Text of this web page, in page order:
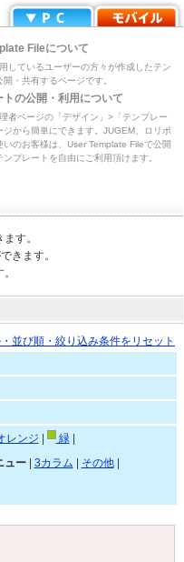
Fileについて
しているユーザーの方々が作成したテン
開・共有するページです。
トの公開・利用について
者ページの「デザイン」>「テンプレー
ジから簡単にできます。JUGEM、ロリポ
いのお客様は、User Template Fileで公開
ンプレートを自由にご利用頂けます。
す。
きます。
並び順・絞り込み条件をリセット
レンジ 緑|
ュー| 3カラム その他|